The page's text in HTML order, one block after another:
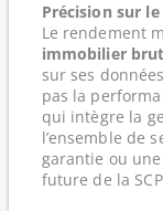
Précision sur
Le rendement
immobilier
sur ses
pas la
qui intègre la
l’ensemble de
garantie ou
future de la